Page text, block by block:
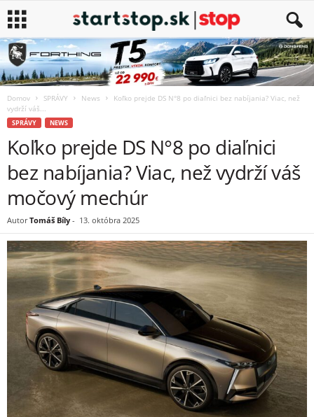
Domov SPRÁVY News
Koľko prejde DS N°8 po diaľnici bez nabíjania? Viac, než
vydrží váš...
SPRÁVY NEWS
Koľko prejde DS N°8 po diaľnici
bez nabíjania? Viac, než vydrží váš
močový mechúr
Autor Tomáš Bíly - 13. októbra 2025